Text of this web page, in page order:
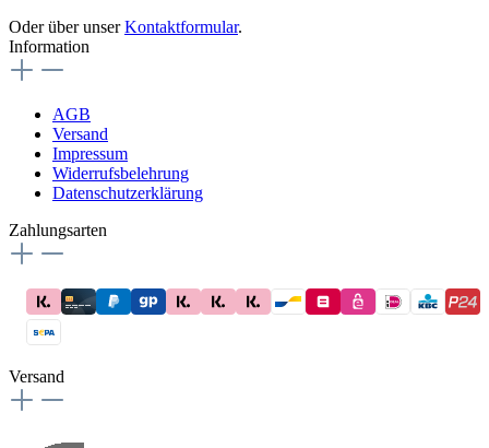
Oder über unserKontaktformular.
Information
AGB
Versand
Impressum
Widerrufsbelehrung
Datenschutzerklärung
Zahlungsarten
Versand